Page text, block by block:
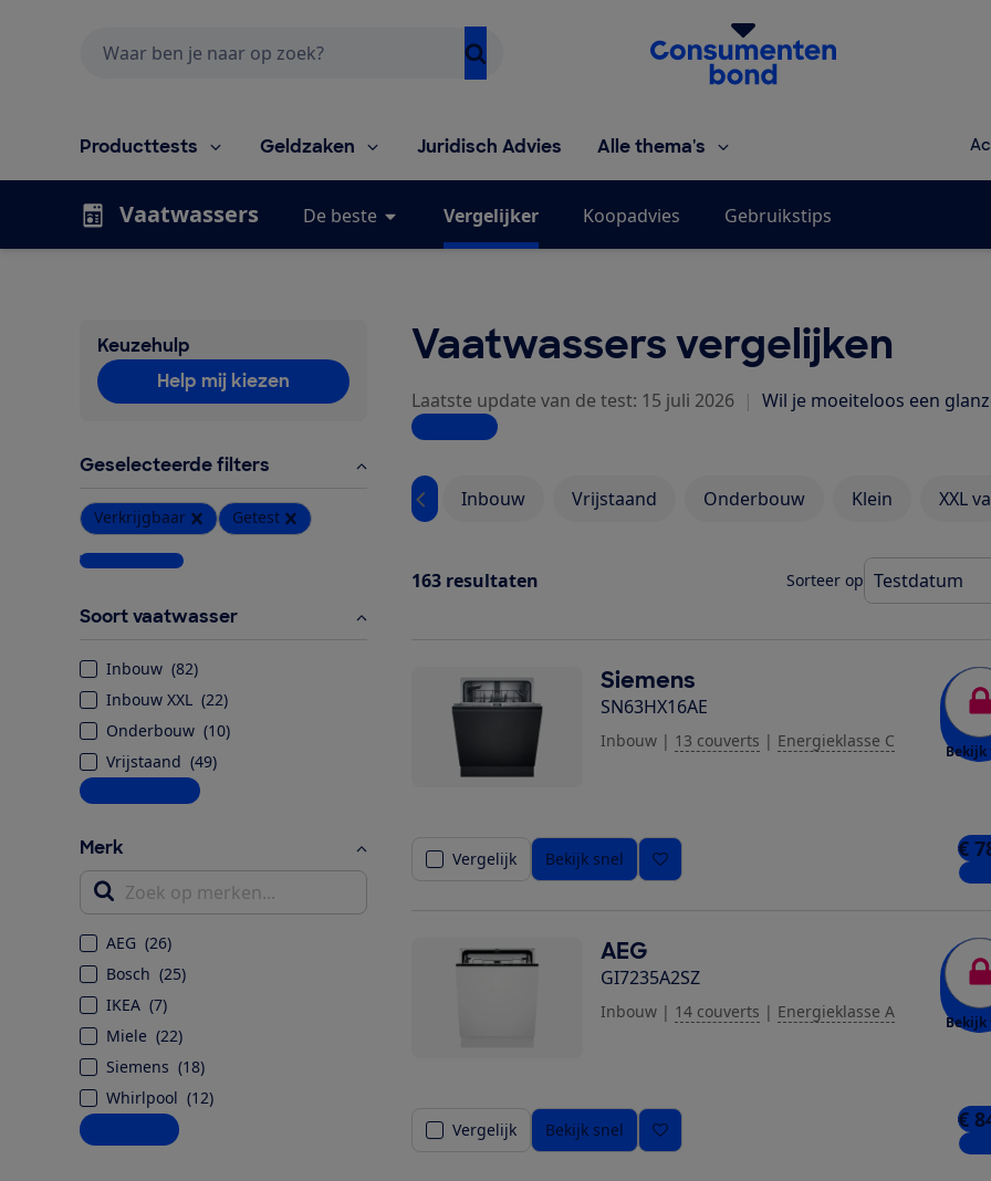
Homepage van de Consumentenbond
Producttests Geldzaken Juridisch Advies Alle thema's
Vaatwassers De beste Vergelijker Koopadvies Gebruikstips
Keuzehulp
Help mij kiezen
Geselecteerde filters
Verkrijgbaar Getest
Wis alle filters
Soort vaatwasser
Inbouw (82)
Inbouw XXL
(22)
Onderbouw (10)
Vrijstaand (49)
Meer informatie
Merk
Zoek op merken...
AEG (26)
Bosch (25)
IKEA (7)
Miele (22)
Siemens (18)
Whirlpool (12)
Alle opties
Vaatwassers vergelijken
Laatste update van de test: 15 juli 2026 | Wil je moeiteloos een
Lees meer
Inbouw Vrijstaand Onderbouw Klein XXL
163 resultaten Sorteer op
Siemens
SN63HX16AE
Inbouw | 13 couverts | Energieklasse C
Bekijk
Vergelijk Bekijk snel €
1
AEG
GI7235A2SZ
Inbouw | 14 couverts | Energieklasse A
Bekijk
Vergelijk Bekijk snel €
1